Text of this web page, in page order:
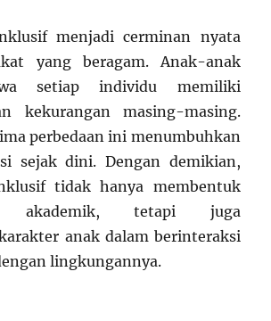
menjadi cerminan nyata
yang beragam. Anak-anak
setiap individu memiliki
kekurangan masing-masing.
perbedaan ini menumbuhkan
sejak dini. Dengan demikian,
tidak hanya membentuk
akademik, tetapi juga
anak dalam berinteraksi
lingkungannya.